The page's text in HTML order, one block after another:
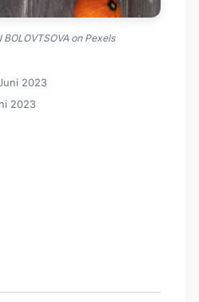
BOLOVTSOVA on Pexels
2023
2023